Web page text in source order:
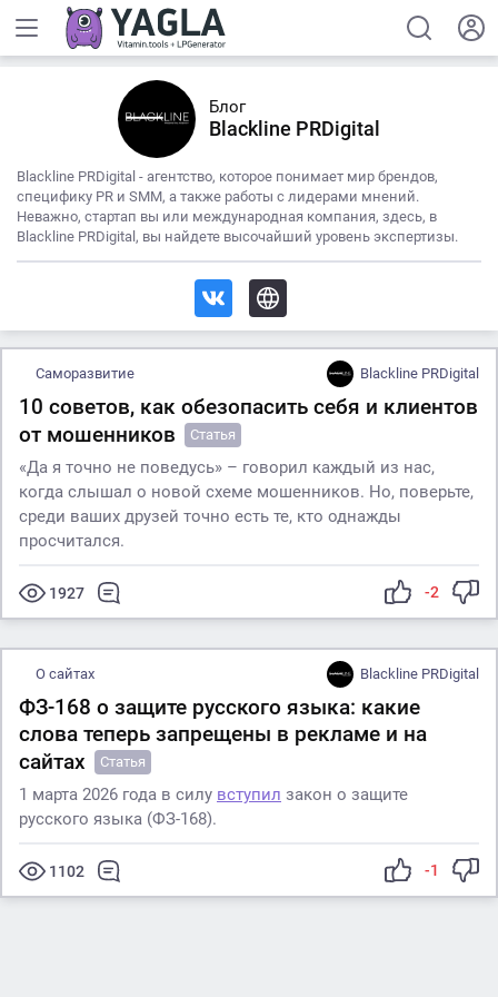
Блог
Blackline PRDigital
Blackline PRDigital - агентство, которое понимает мир брендов,
специфику PR и SMM, а также работы с лидерами мнений.
Неважно, стартап вы или международная компания, здесь, в
Blackline PRDigital, вы найдете высочайший уровень экспертизы.
Саморазвитие Blackline PRDigital
10 советов, как обезопасить себя и клиентов
от мошенников
Статья
«Да я точно не поведусь» – говорил каждый из нас,
когда слышал о новой схеме мошенников. Но, поверьте,
среди ваших друзей точно есть те, кто однажды
просчитался.
1927 -2
О сайтах Blackline PRDigital
ФЗ-168 о защите русского языка: какие
слова теперь запрещены в рекламе и на
сайтах
Статья
1 марта 2026 года в силу вступил закон о защите
русского языка (ФЗ-168).
1102 -1